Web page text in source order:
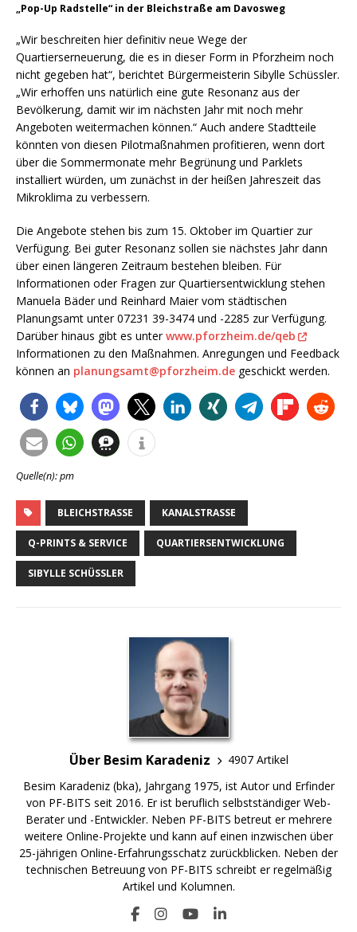
„Pop-Up Radstelle“ in der Bleichstraße am Davosweg
„Wir beschreiten hier definitiv neue Wege der
Quartierserneuerung, die es in dieser Form in Pforzheim noch
nicht gegeben hat“, berichtet Bürgermeisterin Sibylle Schüssler.
„Wir erhoffen uns natürlich eine gute Resonanz aus der
Bevölkerung, damit wir im nächsten Jahr mit noch mehr
Angeboten weitermachen können.“ Auch andere Stadtteile
könnten von diesen Pilotmaßnahmen profitieren, wenn dort
über die Sommermonate mehr Begrünung und Parklets
installiert würden, um zunächst in der heißen Jahreszeit das
Mikroklima zu verbessern.
Die Angebote stehen bis zum 15. Oktober im Quartier zur
Verfügung. Bei guter Resonanz sollen sie nächstes Jahr dann
über einen längeren Zeitraum bestehen bleiben. Für
Informationen oder Fragen zur Quartiersentwicklung stehen
Manuela Bäder und Reinhard Maier vom städtischen
Planungsamt unter 07231 39-3474 und -2285 zur Verfügung.
Darüber hinaus gibt es unterwww.pforzheim.de/qeb
Informationen zu den Maßnahmen. Anregungen und Feedback
können an planungsamt@pforzheim.de geschickt werden.
Quelle(n): pm
BLEICHSTRASSE KANALSTRASSE
Q-PRINTS & SERVICE QUARTIERSENTWICKLUNG
SIBYLLE SCHÜSSLER
Über Besim Karadeniz
4907 Artikel
Besim Karadeniz (bka), Jahrgang 1975, ist Autor und Erfinder
von PF-BITS seit 2016. Er ist beruflich selbstständiger Web-
Berater und -Entwickler. Neben PF-BITS betreut er mehrere
weitere Online-Projekte und kann auf einen inzwischen über
25-jährigen Online-Erfahrungsschatz zurückblicken. Neben der
technischen Betreuung von PF-BITS schreibt er regelmäßig
Artikel und Kolumnen.